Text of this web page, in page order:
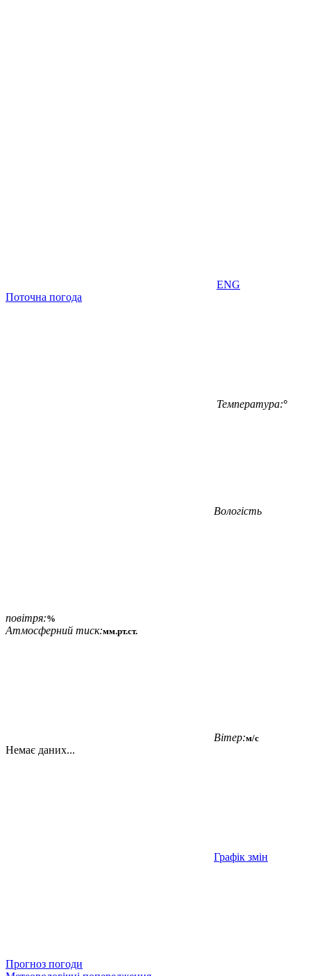
ENG
Поточна погода
Температура:°
Вологість
повітря:%
Атмосферний тиск:мм.рт.ст.
Вітер:м/с
Немає даних...
Графік змін
Прогноз погоди